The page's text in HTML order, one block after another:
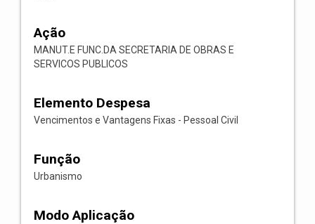
Ação
MANUT.E FUNC.DA SECRETARIA DE OBRAS E
SERVICOS PUBLICOS
Elemento Despesa
Vencimentos e Vantagens Fixas - Pessoal Civil
Função
Urbanismo
Modo Aplicação